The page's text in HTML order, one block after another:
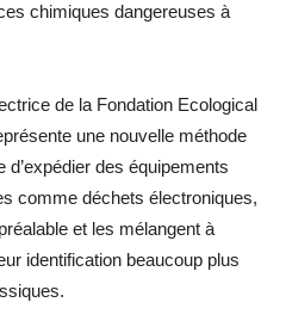
chimiques dangereuses à
de la Fondation Ecological
une nouvelle méthode
des équipements
comme déchets électroniques,
et les mélangent à
identification beaucoup plus